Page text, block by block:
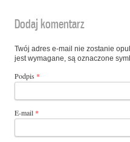
Dodaj komentarz
Twój adres e-mail nie zostanie
jest wymagane, są oznaczone
Podpis *
E-mail *